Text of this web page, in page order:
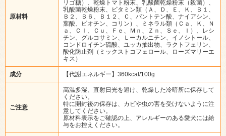
原材料
リゴ糖）、乾燥トマト粉末、乳酸菌乾燥粉末（殺菌）、
乳酸菌乾燥粉末、ビタミン類（Ａ、Ｄ、Ｅ、Ｋ、Ｂ１、
Ｂ２、Ｂ６、Ｂ１２、Ｃ、パントテン酸、ナイアシン、
葉酸、ビオチン、コリン）、ミネラル類（Ｃａ、Ｋ、Ｎ
ａ、Ｃｌ、Ｃｕ、Ｆｅ、Ｍｎ、Ｚｎ、Ｓｅ、Ｉ）、レシ
チン、グルコサミン、Ｌーカルニチン、イノシトール、
コンドロイチン硫酸、ユッカ抽出物、ラクトフェリン、
酸化防止剤（ミックストコフェロール、ローズマリーエ
キス）
成分 【代謝エネルギー】360kcal/100g
ご注意
高温多湿、直射日光を避け、乾燥した冷暗所に保存して
ください。
特に開封後の保存は、カビや虫の害を受けないように注
意してください。
原材料表示をご確認の上、アレルギーのある愛犬には給
与をお控えください。